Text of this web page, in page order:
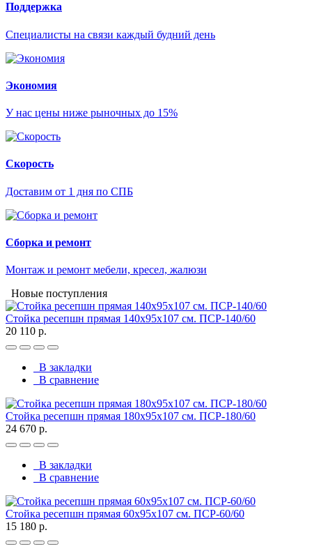
Поддержка
Специалисты на связи каждый будний день
Экономия
У нас цены ниже рыночных до 15%
Скорость
Доставим от 1 дня по СПБ
Сборка и ремонт
Монтаж и ремонт мебели, кресел, жалюзи
Новые поступления
Стойка ресепшн прямая 140х95х107 см. ПСР-140/60
20 110 р.
В закладки
В сравнение
Стойка ресепшн прямая 180х95х107 см. ПСР-180/60
24 670 р.
В закладки
В сравнение
Стойка ресепшн прямая 60х95х107 см. ПСР-60/60
15 180 р.